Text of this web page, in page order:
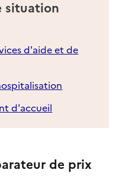
situation
d'aide et de
d'accueil
de prix